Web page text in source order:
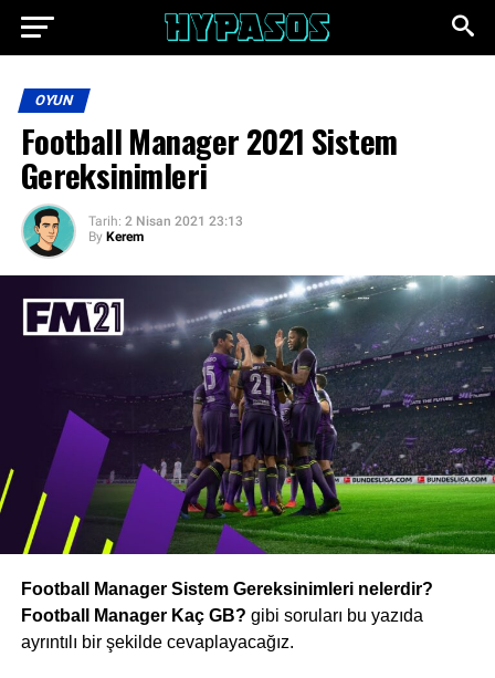
OYUN
Football Manager 2021 Sistem
Gereksinimleri
Tarih: 2 Nisan 2021 23:13
By Kerem
Football Manager Sistem Gereksinimleri nelerdir?
Football Manager Kaç GB? gibi soruları bu yazıda
ayrıntılı bir şekilde cevaplayacağız.